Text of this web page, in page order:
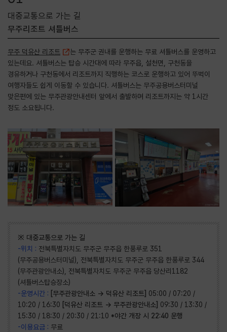
대중교통으로 가는 길
무주리조트 셔틀버스
무주 덕유산 리조트
는 무주군 권내를 운행하는 무료 셔틀버스를 운영하고
있는데요. 셔틀버스는 탑승 시간대에 따라 무주읍, 설천면, 구천동을
경유하거나 구천동에서 리조트까지 직행하는 코스로 운행하고 있어 뚜벅이
여행자들도 쉽게 이동할 수 있습니다. 셔틀버스는 무주공용버스터미널
맞은편에 있는 무주관광안내센터 앞에서 출발하며 리조트까지는 약 1시간
정도 소요됩니다.
※ 대중교통으로 가는 길
-위치 : 전북특별자치도 무주군 무주읍 한풍루로 351
(무주공용버스터미널), 전북특별자치도 무주군 무주읍 한풍루로 344
(무주관광안내소), 전북특별자치도 무주군 무주읍 당산리1182
(셔틀버스탑승장소)
-운영시간 :
[무주관광안내소 → 덕유산 리조트] 05:00 / 07:20 /
10:20 / 16:30
[덕유산 리조트 → 무주관광안내소] 09:30 / 13:30 /
15:30 / 18:30 / 20:30 / 21:10 *야간 개장 시 22:40 운행
-이용요금 : 무료